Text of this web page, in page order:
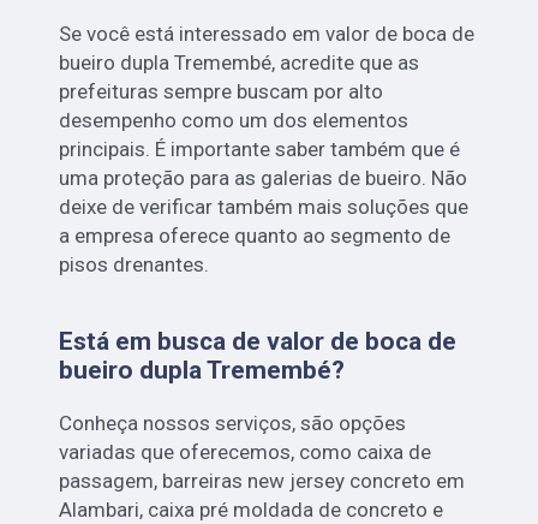
Se você está interessado em valor de boca de
bueiro dupla Tremembé, acredite que as
prefeituras sempre buscam por alto
desempenho como um dos elementos
principais. É importante saber também que é
uma proteção para as galerias de bueiro. Não
deixe de verificar também mais soluções que
a empresa oferece quanto ao segmento de
pisos drenantes.
Está em busca de valor de boca de
bueiro dupla Tremembé?
Conheça nossos serviços, são opções
variadas que oferecemos, como caixa de
passagem, barreiras new jersey concreto em
Alambari, caixa pré moldada de concreto e